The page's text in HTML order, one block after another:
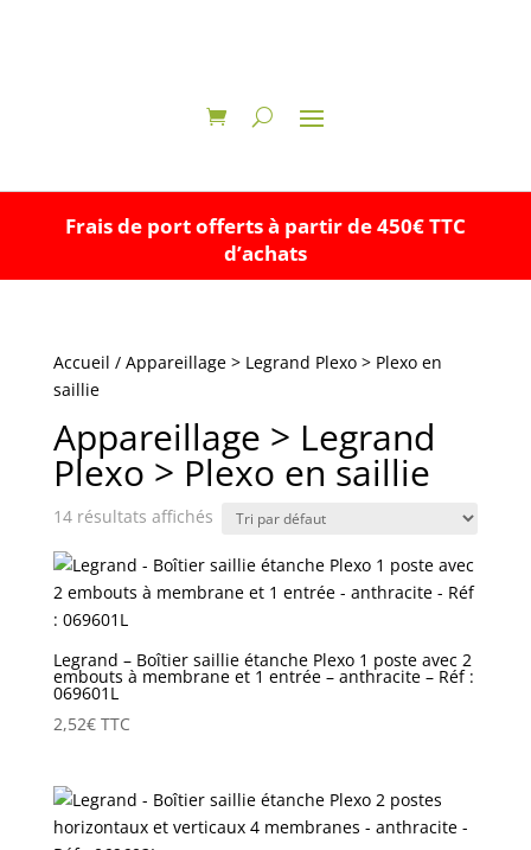
Frais de port offerts à partir de 450€ TTC
d’achats
Accueil / Appareillage > Legrand Plexo > Plexo en
saillie
Appareillage > Legrand
Plexo > Plexo en saillie
14 résultats affichés
Legrand – Boîtier saillie étanche Plexo 1 poste avec 2
embouts à membrane et 1 entrée – anthracite – Réf :
069601L
2,52€ TTC